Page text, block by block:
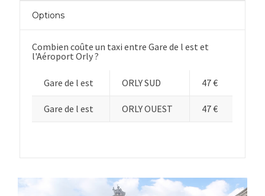
Options
Combien coûte un taxi entre Gare de l est et
l'Aéroport Orly ?
Gare de l est ORLY SUD 47 €
Gare de l est ORLY OUEST 47 €